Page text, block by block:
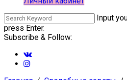
Input
press Enter.
Subscribe & Follow: